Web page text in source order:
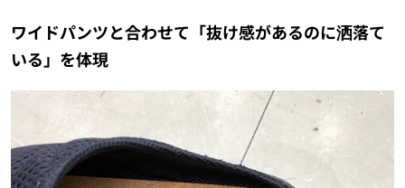
ワイドパンツと合わせて「抜け感があるのに洒落て
いる」を体現